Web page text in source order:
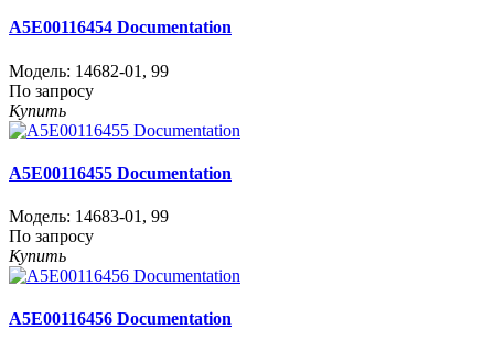
A5E00116454 Documentation
Модель: 14682-01 , 99
По запросу
Купить
A5E00116455 Documentation
Модель: 14683-01 , 99
По запросу
Купить
A5E00116456 Documentation